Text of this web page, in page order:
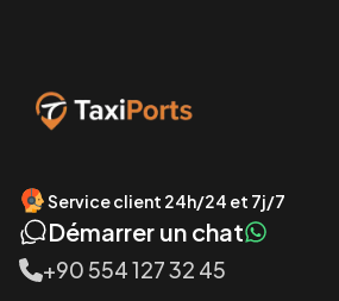
Service client 24h/24 et 7j/7
Démarrer un chat
+90 554 127 32 45